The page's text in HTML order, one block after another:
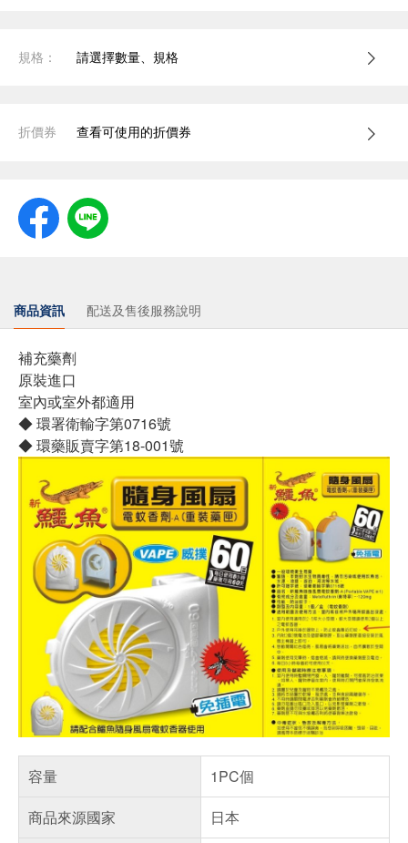
規格： 請選擇數量、規格
折價券 查看可使用的折價券
商品資訊 配送及售後服務說明
補充藥劑
原裝進口
室內或室外都適用
◆ 環署衛輸字第0716號
◆ 環藥販賣字第18-001號
容量
1PC個
商品來源國家
日本